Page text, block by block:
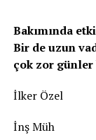
Bakımında
Bir de uzun
çok zor
İlker Özel
İnş Müh